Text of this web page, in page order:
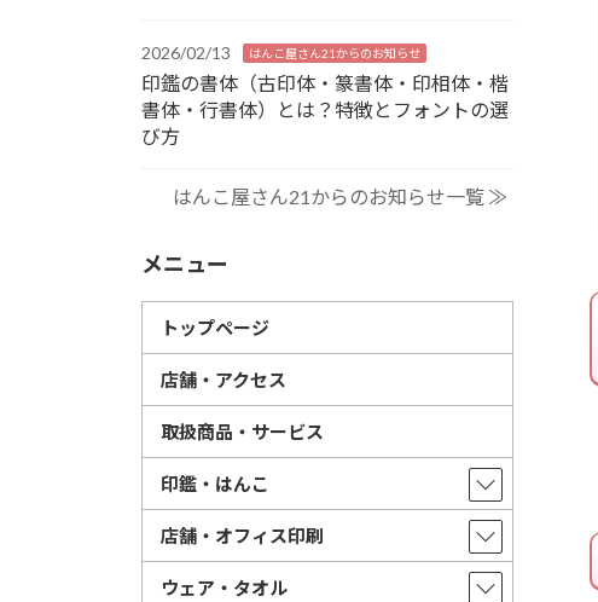
2026/02/13 はんこ屋さん21からのお知らせ
印鑑の書体（古印体・篆書体・印相体・楷
書体・行書体）とは？特徴とフォントの選
び方
はんこ屋さん21からのお知らせ一覧 ≫
メニュー
トップページ
店舗・アクセス
取扱商品・サービス
印鑑・はんこ
店舗・オフィス印刷
ウェア・タオル